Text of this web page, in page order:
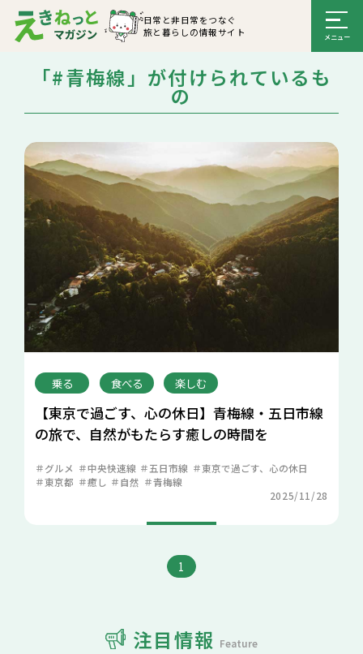
日常と非日常をつなぐ
旅と暮らしの情報サイト
「#青梅線」が付けられているも
の
乗る 食べる 楽しむ
【東京で過ごす、心の休日】青梅線・五日市線
の旅で、自然がもたらす癒しの時間を
グルメ 中央快速線 五日市線
東京で過ごす、心の休日
東京都
癒し 自然
青梅線
2025/11/28
1
注目情報 Feature